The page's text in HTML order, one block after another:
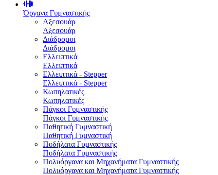
Όργανα Γυμναστικής
Αξεσουάρ
Αξεσουάρ
Διάδρομοι
Διάδρομοι
Ελλειπτικά
Ελλειπτικά
Ελλειπτικά - Stepper
Ελλειπτικά - Stepper
Κωπηλατικές
Κωπηλατικές
Πάγκοι Γυμναστικής
Πάγκοι Γυμναστικής
Παθητική Γυμναστική
Παθητική Γυμναστική
Ποδήλατα Γυμναστικής
Ποδήλατα Γυμναστικής
Πολυόργανα και Μηχανήματα Γυμναστικής
Πολυόργανα και Μηχανήματα Γυμναστικής